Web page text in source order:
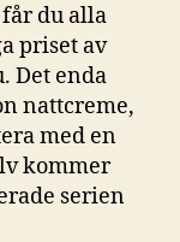
du alla
priset av
Det enda
nattcreme,
med en
kommer
serien